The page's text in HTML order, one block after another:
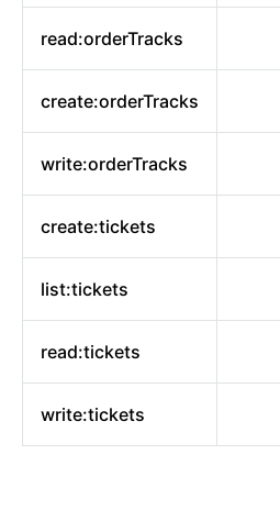
read:orderTracks
create:orderTracks
write:orderTracks
create:tickets
list:tickets
read:tickets
write:tickets